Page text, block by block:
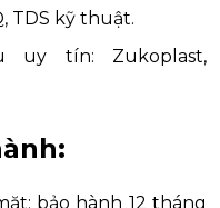
TDS kỹ thuật.
uy tín: Zukoplast,
bảo hành 12 tháng